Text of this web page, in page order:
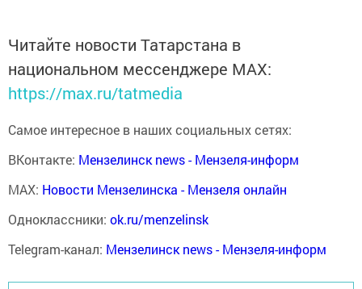
Читайте новости Татарстана в
национальном мессенджере MАХ:
https://max.ru/tatmedia
Самое интересное в наших социальных сетях:
ВКонтакте: Мензелинск news - Мензеля-информ
MAX: Новости Мензелинска - Мензеля онлайн
Одноклассники: ok.ru/menzelinsk
Telegram-канал: Мензелинск news - Мензеля-информ